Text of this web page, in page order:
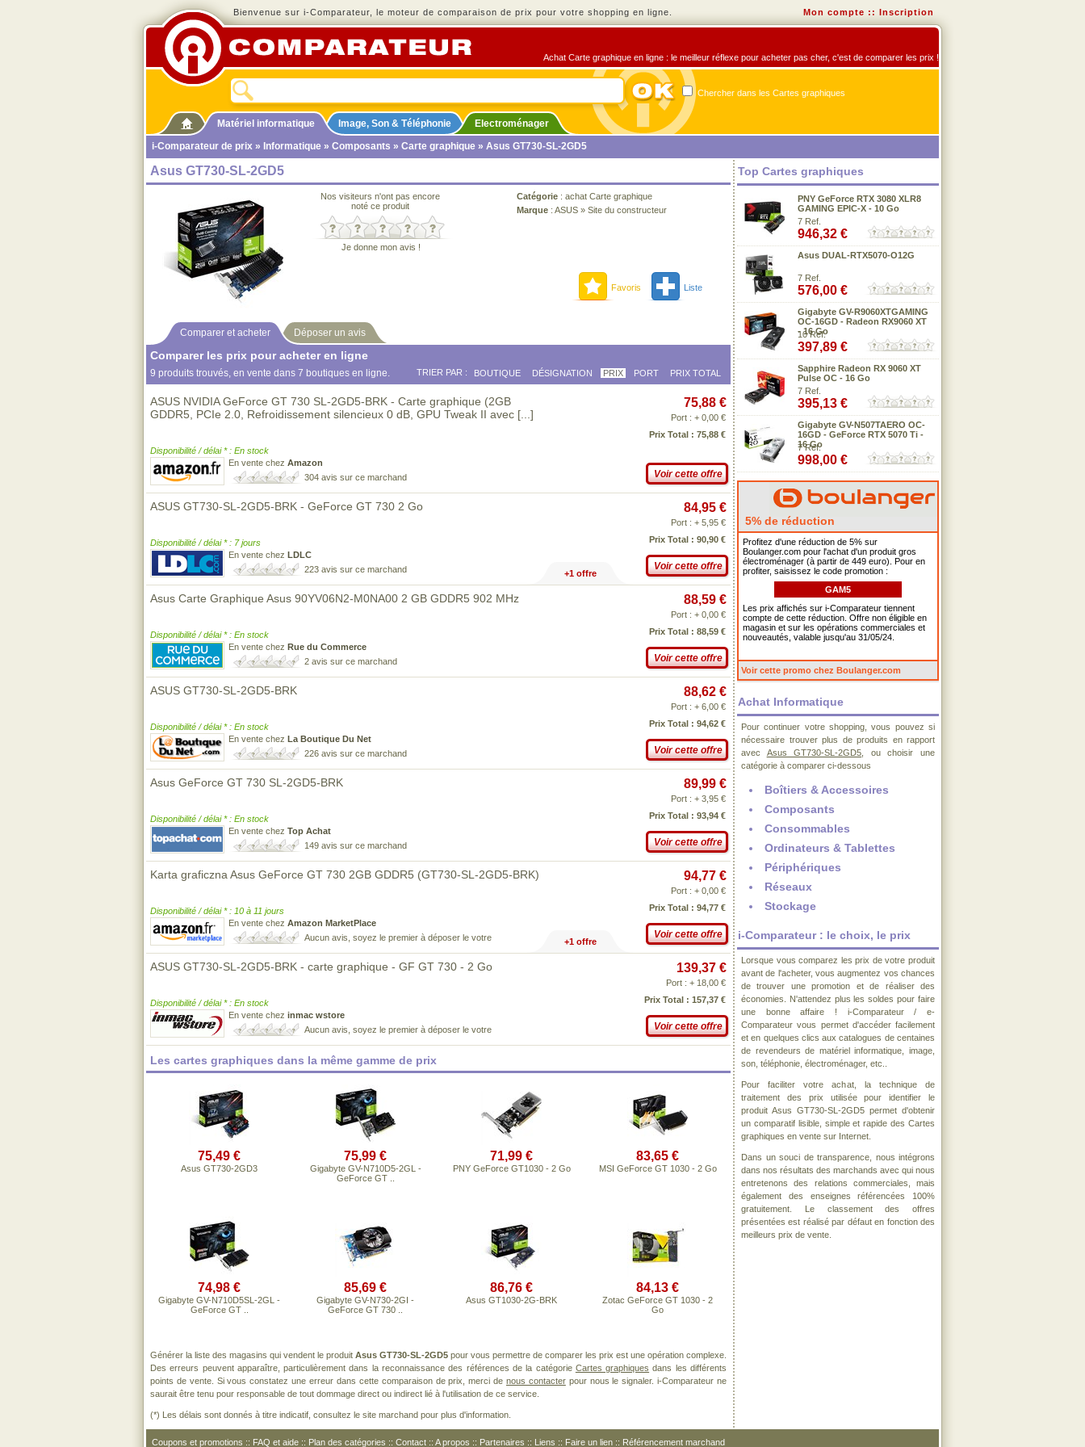
Bienvenue sur i-Comparateur, le moteur de comparaison de prix pour votre shopping en ligne. Mon compte :: Inscription
Achat Carte graphique en ligne : le meilleur réflexe pour acheter pas cher, c'est de comparer les prix !
Chercher dans les Cartes graphiques
Matériel informatique Image, Son & Téléphonie
Electroménager
i-Comparateur de prix » Informatique » Composants » Carte graphique » Asus GT730-SL-2GD5
Asus GT730-SL-2GD5
Nos visiteurs n'ont pas encore
noté ce produit
Je donne mon avis !
Catégorie : achat Carte graphique
Marque : ASUS » Site du constructeur
Favoris Liste
Comparer et acheter Déposer un avis
Comparer les prix pour acheter en ligne
9 produits trouvés, en vente dans 7 boutiques en ligne. TRIER PAR : BOUTIQUE DÉSIGNATION PRIX PORT PRIX TOTAL
ASUS NVIDIA GeForce GT 730 SL-2GD5-BRK - Carte graphique (2GB
GDDR5, PCIe 2.0, Refroidissement silencieux 0 dB, GPU Tweak II avec [...]
Disponibilité / délai * : En stock
En vente chez Amazon
304 avis sur ce marchand
75,88 €
Port : + 0,00 €
Prix Total : 75,88 €
Voir cette offre
ASUS GT730-SL-2GD5-BRK - GeForce GT 730 2 Go
Disponibilité / délai * : 7 jours
En vente chez LDLC
223 avis sur ce marchand
84,95 €
Port : + 5,95 €
Prix Total : 90,90 €
Voir cette offre
+1 offre
Asus Carte Graphique Asus 90YV06N2-M0NA00 2 GB GDDR5 902 MHz
Disponibilité / délai * : En stock
En vente chez Rue du Commerce
2 avis sur ce marchand
88,59 €
Port : + 0,00 €
Prix Total : 88,59 €
Voir cette offre
ASUS GT730-SL-2GD5-BRK
Disponibilité / délai * : En stock
En vente chez La Boutique Du Net
226 avis sur ce marchand
88,62 €
Port : + 6,00 €
Prix Total : 94,62 €
Voir cette offre
Asus GeForce GT 730 SL-2GD5-BRK
Disponibilité / délai * : En stock
En vente chez Top Achat
149 avis sur ce marchand
89,99 €
Port : + 3,95 €
Prix Total : 93,94 €
Voir cette offre
Karta graficzna Asus GeForce GT 730 2GB GDDR5 (GT730-SL-2GD5-BRK)
Disponibilité / délai * : 10 à 11 jours
En vente chez Amazon MarketPlace
Aucun avis, soyez le premier à déposer le votre
94,77 €
Port : + 0,00 €
Prix Total : 94,77 €
Voir cette offre
+1 offre
ASUS GT730-SL-2GD5-BRK - carte graphique - GF GT 730 - 2 Go
Disponibilité / délai * : En stock
En vente chez inmac wstore
Aucun avis, soyez le premier à déposer le votre
139,37 €
Port : + 18,00 €
Prix Total : 157,37 €
Voir cette offre
Les cartes graphiques dans la même gamme de prix
75,49 €
Asus GT730-2GD3
75,99 €
Gigabyte GV-N710D5-2GL -
GeForce GT ..
71,99 €
PNY GeForce GT1030 - 2 Go
83,65 €
MSI GeForce GT 1030 - 2 Go
74,98 €
Gigabyte GV-N710D5SL-2GL -
GeForce GT ..
85,69 €
Gigabyte GV-N730-2GI -
GeForce GT 730 ..
86,76 €
Asus GT1030-2G-BRK
84,13 €
Zotac GeForce GT 1030 - 2
Go
Générer la liste des magasins qui vendent le produit Asus GT730-SL-2GD5 pour vous permettre de comparer les prix est une opération complexe.
Des erreurs peuvent apparaître, particulièrement dans la reconnaissance des références de la catégorie Cartes graphiques dans les différents
points de vente. Si vous constatez une erreur dans cette comparaison de prix, merci de nous contacterpour nous le signaler. i-Comparateur ne
saurait être tenu pour responsable de tout dommage direct ou indirect lié à l'utilisation de ce service.
(*) Les délais sont donnés à titre indicatif, consultez le site marchand pour plus d'information.
Top Cartes graphiques
PNY GeForce RTX 3080 XLR8
GAMING EPIC-X - 10 Go
7 Ref.
946,32 €
Asus DUAL-RTX5070-O12G
7 Ref.
576,00 €
Gigabyte GV-R9060XTGAMING
OC-16GD - Radeon RX9060 XT
- 16 Go
10 Ref.
397,89 €
Sapphire Radeon RX 9060 XT
Pulse OC - 16 Go
7 Ref.
395,13 €
Gigabyte GV-N507TAERO OC-
16GD - GeForce RTX 5070 Ti -
16 Go
7 Ref.
998,00 €
5% de réduction
Profitez d'une réduction de 5% sur
Boulanger.com pour l'achat d'un produit gros
électroménager (à partir de 449 euro). Pour en
profiter, saisissez le code promotion :
GAM5
Les prix affichés sur i-Comparateur tiennent
compte de cette réduction. Offre non éligible en
magasin et sur les opérations commerciales et
nouveautés, valable jusqu'au 31/05/24.
Voir cette promo chez Boulanger.com
Achat Informatique
Pour continuer votre shopping, vous pouvez si
nécessaire trouver plus de produits en rapport
avec Asus GT730-SL-2GD5 , ou choisir une
catégorie à comparer ci-dessous
Boîtiers & Accessoires
Composants
Consommables
Ordinateurs & Tablettes
Périphériques
Réseaux
Stockage
i-Comparateur : le choix, le prix
Lorsque vous comparez les prix de votre produit
avant de l'acheter, vous augmentez vos chances
de trouver une promotion et de réaliser des
économies. N'attendez plus les soldes pour faire
une bonne affaire ! i-Comparateur / e-
Comparateur vous permet d'accéder facilement
et en quelques clics aux catalogues de centaines
de revendeurs de matériel informatique, image,
son, téléphonie, électroménager, etc..
Pour faciliter votre achat, la technique de
traitement des prix utilisée pour identifier le
produit Asus GT730-SL-2GD5 permet d'obtenir
un comparatif lisible, simple et rapide des Cartes
graphiques en vente sur Internet.
Dans un souci de transparence, nous intégrons
dans nos résultats des marchands avec qui nous
entretenons des relations commerciales, mais
également des enseignes référencées 100%
gratuitement. Le classement des offres
présentées est réalisé par défaut en fonction des
meilleurs prix de vente.
Coupons et promotions :: FAQ et aide :: Plan des catégories :: Contact :: A propos :: Partenaires :: Liens :: Faire un lien :: Référencement marchand